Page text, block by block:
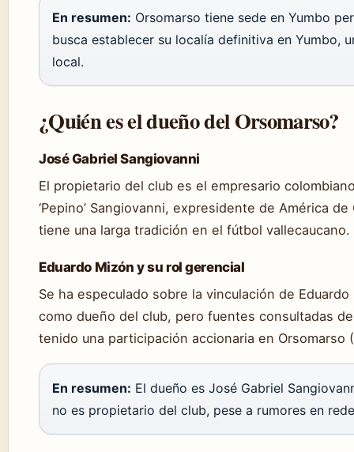
En resumen: Orsomarso tiene sede en Yumbo
busca establecer su localía definitiva en Yumbo,
local.
¿Quién es el dueño del Orsomarso?
José Gabriel Sangiovanni
El propietario del club es el empresario
‘Pepino’ Sangiovanni, expresidente de América
tiene una larga tradición en el fútbol vallecaucano.
Eduardo Mizón y su rol gerencial
Se ha especulado sobre la vinculación de
como dueño del club, pero fuentes consultadas
tenido una participación accionaria en Orsomarso (
En resumen: El dueño es José Gabriel
no es propietario del club, pese a rumores en